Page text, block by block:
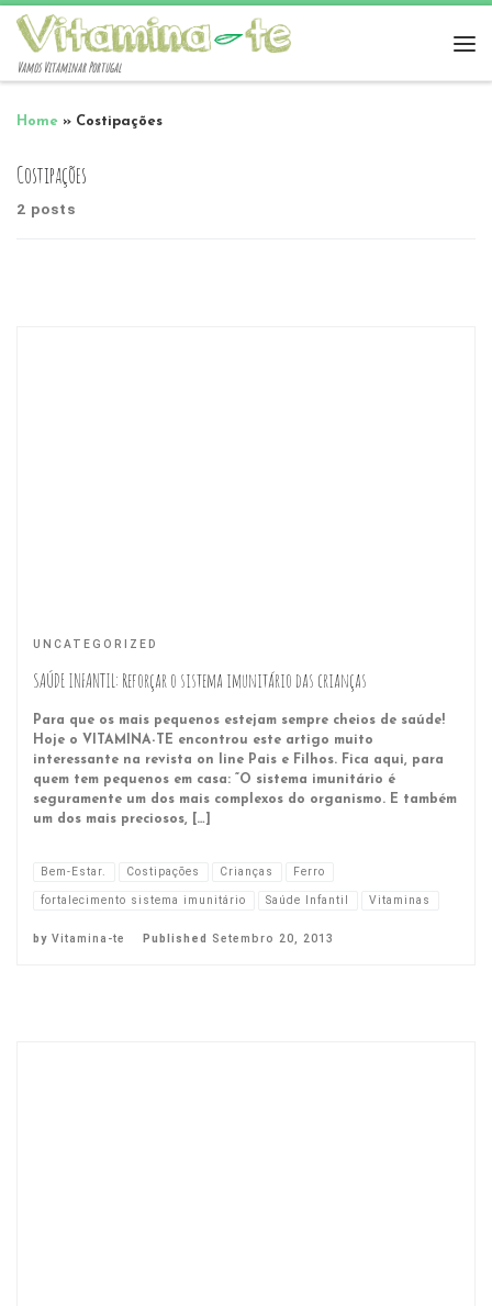
Vamos Vitaminar Portugal
Home » Costipações
Costipações
2 posts
UNCATEGORIZED
SAÚDE INFANTIL: Reforçar o sistema imunitário das crianças
Para que os mais pequenos estejam sempre cheios de saúde!
Hoje o VITAMINA-TE encontrou este artigo muito
interessante na revista on line Pais e Filhos. Fica aqui, para
quem tem pequenos em casa: “O sistema imunitário é
seguramente um dos mais complexos do organismo. E também
um dos mais preciosos, […]
Bem-Estar. Costipações Crianças
Ferro
fortalecimento sistema imunitário
Saúde Infantil Vitaminas
by Vitamina-te Published Setembro 20, 2013